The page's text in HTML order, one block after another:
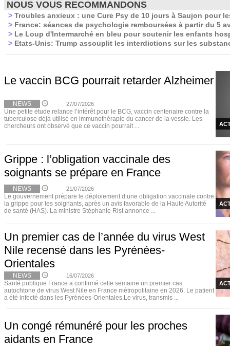
NOUS VOUS RECOMMANDONS
> Troubles anxieux : une Cure Psy de 10 jours à Saujon pour
> France: séances de psychologie remboursées à partir du 5
> Le Loup d'Intermarché en bleu pour soutenir les enfants
> Etats-Unis: Trump assouplit les interdictions sur les
Le vaccin BCG pourrait retarder Alzheimer
NEWS 27/07/2026
Une petite étude relance l’intérêt pour le BCG, vaccin centenaire contre la
tuberculose déjà utilisé en immunothérapie du cancer de la vessie. Les
chercheurs ont observé que ce vaccin pourrait ...
Grippe : l’obligation vaccinale des
soignants se prépare en France
NEWS 21/07/2026
Le gouvernement prépare le déploiement d’une obligation vaccinale contre
la grippe pour les soignants, après un avis favorable de la Haute Autorité
de santé (HAS). La ministre Stéphanie Rist annonce ...
Un premier cas de l’année du virus West
Nile recensé dans les Pyrénées-
Orientales
NEWS 16/07/2026
Santé publique France a confirmé cette semaine un premier cas
autochtone de virus West Nile en France métropolitaine en 2026. Le patient
a été infecté dans les Pyrénées-Orientales.Le virus, transmis ...
Un congé rémunéré pour les proches
aidants en France